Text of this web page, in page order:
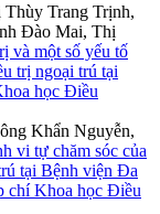
Trang Trịnh,
Đào Mai, Thị
và một số yếu tố
trị ngoại trú tại
học Điều
Khẩn Nguyễn,
vi tự chăm sóc của
tại Bệnh viện Đa
chí Khoa học Điều